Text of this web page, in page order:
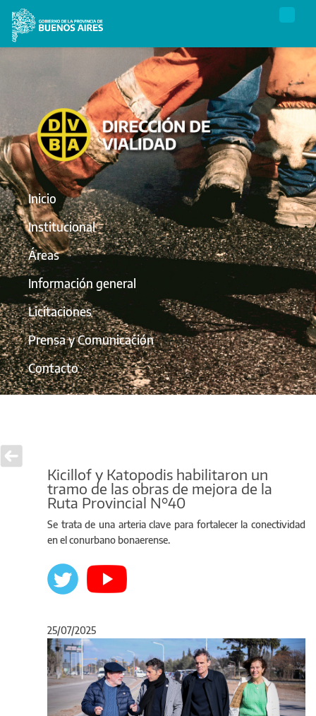
Inicio
Institucional
Áreas
Información general
Licitaciones
Prensa y Comunicación
Contacto
Kicillof y Katopodis habilitaron un
tramo de las obras de mejora de la
Ruta Provincial N°40
Se trata de una arteria clave para fortalecer la conectividad
en el conurbano bonaerense.
25/07/2025
Anterior